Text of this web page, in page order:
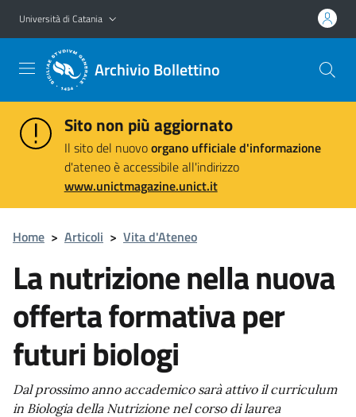
Vai al contenuto principale
Vai al menu di navigazione
Università di Catania
Archivio Bollettino
Sito non più aggiornato
Il sito del nuovoorgano ufficiale d'informazione
d'ateneo è accessibile all'indirizzo
www.unictmagazine.unict.it
Home > Articoli > Vita d'Ateneo
La nutrizione nella nuova
offerta formativa per
futuri biologi
Dal prossimo anno accademico sarà attivo il curriculum
in Biologia della Nutrizione nel corso di laurea